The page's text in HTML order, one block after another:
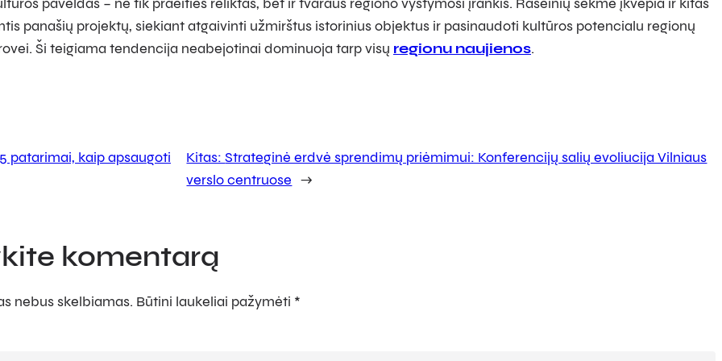
paveldas – ne tik praeities reliktas, bet ir tvaraus regiono vystymosi įrankis. Raseinių sėkmė įkvepia ir kitas
panašių projektų, siekiant atgaivinti užmirštus istorinius objektus ir pasinaudoti kultūros potencialu regionų
Ši teigiama tendencija neabejotinai dominuoja tarp visų regionu naujienos.
5 patarimai, kaip apsaugoti
Kitas:Strateginė erdvė sprendimų priėmimui: Konferencijų salių evoliucija Vilniaus
verslo centruose →
komentarą
nebus skelbiamas. Būtini laukeliai pažymėti *